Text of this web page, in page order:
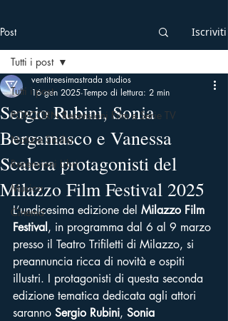
Post Iscriviti
Tutti i post
POPCORN Recensioni Film e Serie TV
Notizie Sicilia
Recensioni Libri
Musica
Cinema
Tutti i post
Sergio Rubini, Sonia
Bergamasco e Vanessa
Scalera protagonisti del
Milazzo Film Festival 2025
ventitreesimastrada studios
16 gen 2025 Tempo di lettura: 2 min
L’undicesima edizione del Milazzo Film
Festival , in programma dal 6 al 9 marzo
presso il Teatro Trifiletti di Milazzo, si
preannuncia ricca di novità e ospiti
illustri. I protagonisti di questa seconda
edizione tematica dedicata agli attori
saranno Sergio Rubini, Sonia